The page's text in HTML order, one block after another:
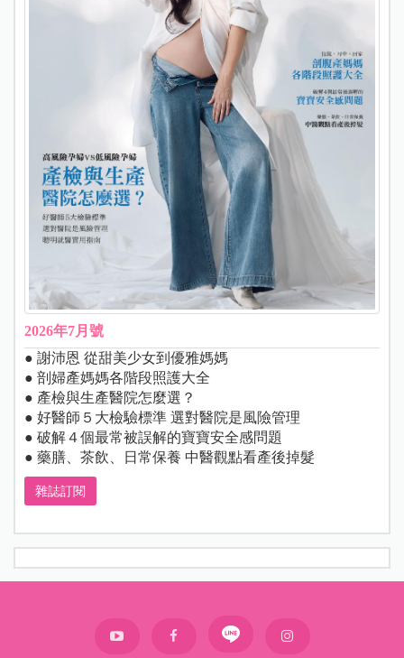
2026年7月號
● 謝沛恩 從甜美少女到優雅媽媽
● 剖婦產媽媽各階段照護大全
● 產檢與生產醫院怎麼選？
● 好醫師５大檢驗標準 選對醫院是風險管理
● 破解４個最常被誤解的寶寶安全感問題
● 藥膳、茶飲、日常保養 中醫觀點看產後掉髮
雜誌訂閱